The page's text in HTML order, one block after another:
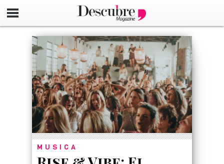
google-site-
MUSICA